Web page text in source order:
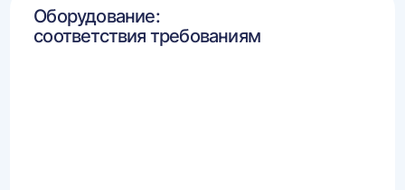
Оборудование:
соответствия требованиям